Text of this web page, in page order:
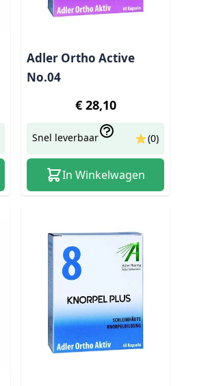
Adler Ortho Active
No.04
€ 28,10
Snel leverbaar (0)
In Winkelwagen